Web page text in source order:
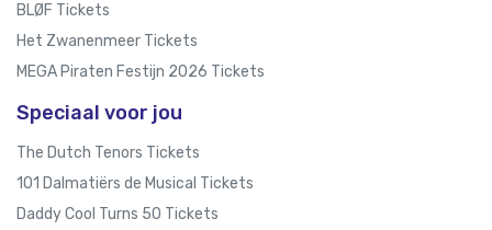
BLØF Tickets
Het Zwanenmeer Tickets
MEGA Piraten Festijn 2026 Tickets
Speciaal voor jou
The Dutch Tenors Tickets
101 Dalmatiërs de Musical Tickets
Daddy Cool Turns 50 Tickets